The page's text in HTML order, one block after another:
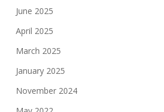
June 2025
April 2025
March 2025
January 2025
November 2024